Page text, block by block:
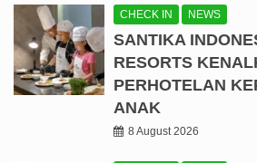
CHECK IN NEWS
SANTIKA
RESORTS
PERHOTELAN
ANAK
8 August 2026